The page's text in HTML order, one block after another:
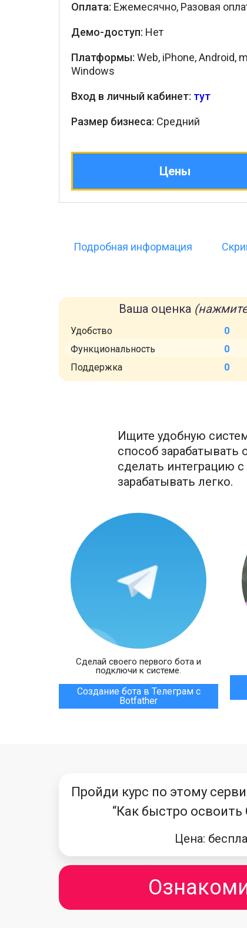
Оплата: Ежемесячно, Разовая
Демо-доступ: Нет
Платформы: Web, iPhone, Android,
Windows
Вход в личный кабинет: тут
Размер бизнеса: Средний
Цены
Подробная информация
Ваша оценка
Удобство
0
Функциональность
0
Поддержка
0
Ищите удобную
способ зарабатывать
сделать интеграцию
зарабатывать легко.
Сделай своего первого бота и
подключи к системе.
Создание бота в Телеграм с
Botfather
Пройди курс по этому
“Как быстро освоить
Цена: